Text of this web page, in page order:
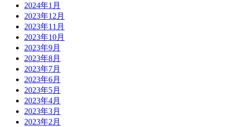
2024年1月
2023年12月
2023年11月
2023年10月
2023年9月
2023年8月
2023年7月
2023年6月
2023年5月
2023年4月
2023年3月
2023年2月